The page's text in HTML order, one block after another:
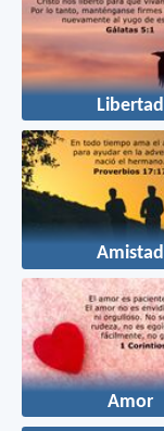
Libertad
Amistad
Amor